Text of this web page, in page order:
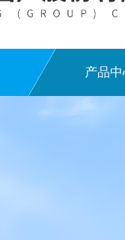
产品中